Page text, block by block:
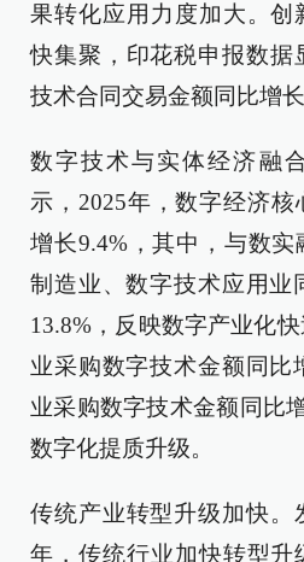
果转化应用力度加大。创
快集聚，印花税申报数据
技术合同交易金额同比增长
数字技术与实体经济融
示，2025年，数字经济
增长9.4%，其中，与数
制造业、数字技术应用业
13.8%，反映数字产业化
业采购数字技术金额同比
业采购数字技术金额同比
数字化提质升级。
传统产业转型升级加快。
年，传统行业加快转型升